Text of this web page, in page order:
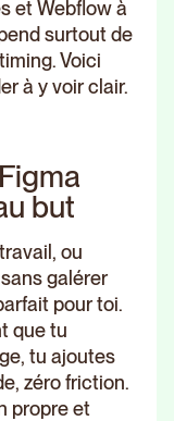
et Webflow à
surtout de
Voici
à y voir clair.
but
ou
galérer
pour toi.
que tu
tu ajoutes
zéro friction.
propre et